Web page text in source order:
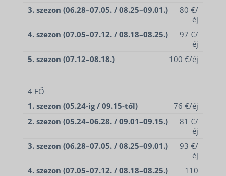
3. szezon (06.28–07.05. / 08.25–09.01.)
80 €/
éj
4. szezon (07.05–07.12. / 08.18–08.25.)
97 €/
éj
5. szezon (07.12–08.18.)
100 €/éj
4 FŐ
1. szezon (05.24-ig / 09.15-től)
76 €/éj
2. szezon (05.24–06.28. / 09.01–09.15.)
81 €/
éj
3. szezon (06.28–07.05. / 08.25–09.01.)
93 €/
éj
4. szezon (07.05–07.12. / 08.18–08.25.)
110